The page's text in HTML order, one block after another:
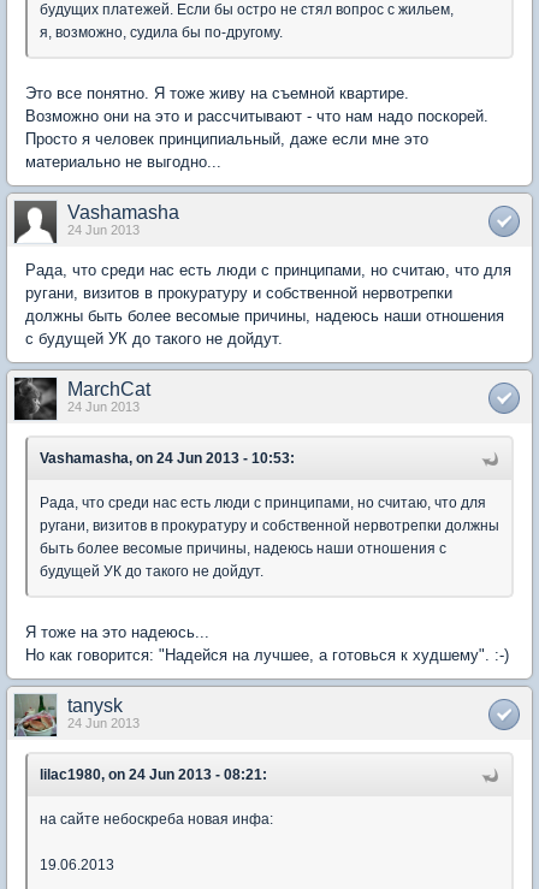
будущих платежей. Если бы остро не стял вопрос с жильем,
я, возможно, судила бы по-другому.
Это все понятно. Я тоже живу на съемной квартире.
Возможно они на это и рассчитывают - что нам надо поскорей.
Просто я человек принципиальный, даже если мне это
материально не выгодно...
Vashamasha
24 Jun 2013
Рада, что среди нас есть люди с принципами, но считаю, что для
ругани, визитов в прокуратуру и собственной нервотрепки
должны быть более весомые причины, надеюсь наши отношения
с будущей УК до такого не дойдут.
MarchCat
24 Jun 2013
Vashamasha, on 24 Jun 2013 - 10:53:
Рада, что среди нас есть люди с принципами, но считаю, что для
ругани, визитов в прокуратуру и собственной нервотрепки должны
быть более весомые причины, надеюсь наши отношения с
будущей УК до такого не дойдут.
Я тоже на это надеюсь...
Но как говорится: "Надейся на лучшее, а готовься к худшему". :-)
tanysk
24 Jun 2013
lilac1980, on 24 Jun 2013 - 08:21:
на сайте небоскреба новая инфа:
19.06.2013